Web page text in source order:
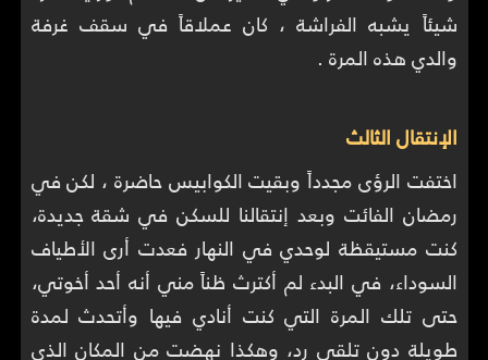
شيئاً يشبه الفراشة ، كان عملاقاً في سقف غرفة
والدي هذه المرة .
الإنتقال الثالث
اختفت الرؤى مجدداً وبقيت الكوابيس حاضرة ، لكن في
رمضان الفائت وبعد إنتقالنا للسكن في شقة جديدة،
كنت مستيقظة لوحدي في النهار فعدت أرى الأطياف
السوداء، في البدء لم أكترث ظناً مني أنه أحد أخوتي،
حتى تلك المرة التي كنت أنادي فيها وأتحدث لمدة
طويلة دون تلقي رد، وهكذا نهضت من المكان الذي